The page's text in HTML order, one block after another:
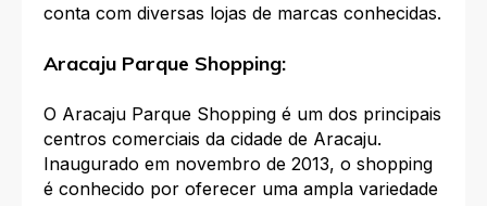
conta com diversas lojas de marcas conhecidas.
Aracaju Parque Shopping:
O Aracaju Parque Shopping é um dos principais
centros comerciais da cidade de Aracaju.
Inaugurado em novembro de 2013, o shopping
é conhecido por oferecer uma ampla variedade